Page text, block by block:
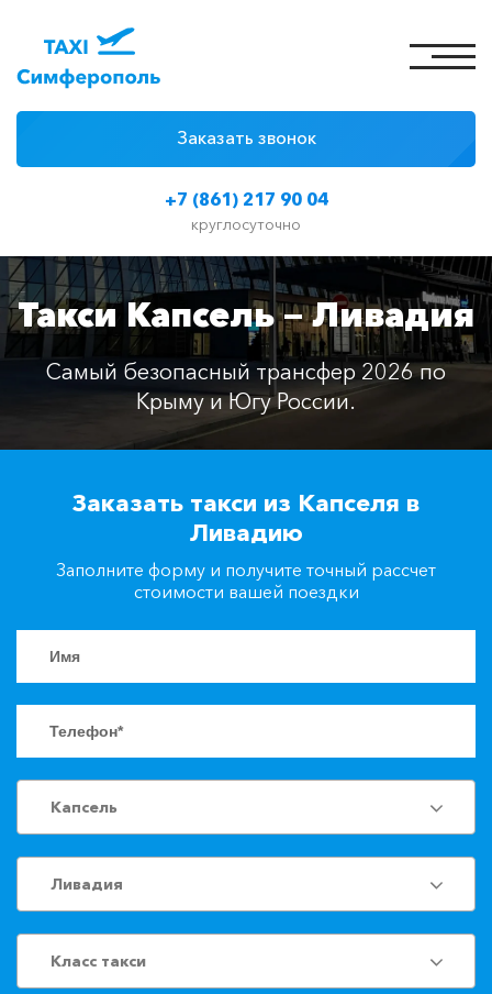
+7 (861) 217 90 04
круглосуточно
Заказать звонок
Цены на такси
Классы автомобилей
Отзывы
Контакты
+7(861)217-90-04
Заказать такси
Такси Капсель — Ливадия
Самый безопасный трансфер 2026 по
Крыму и Югу России.
Заказать такси из Капселя в
Ливадию
Заполните форму и получите точный рассчет
стоимости вашей поездки
Капсель
Ливадия
Класс такси